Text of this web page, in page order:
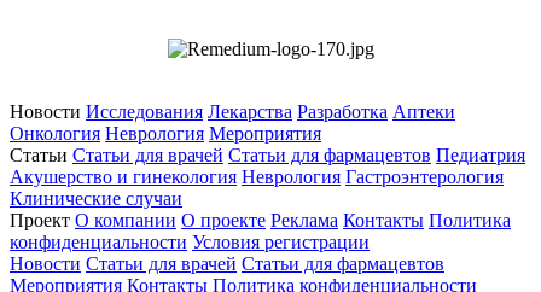
Новости Исследования Лекарства Разработка Аптеки
Онкология Неврология Мероприятия
Статьи Статьи для врачей Статьи для фармацевтов Педиатрия
Акушерство и гинекология Неврология Гастроэнтерология
Клинические случаи
Проект О компании О проекте Реклама Контакты Политика
конфиденциальности Условия регистрации
Новости Статьи для врачей Статьи для фармацевтов
Мероприятия Контакты Политика конфиденциальности